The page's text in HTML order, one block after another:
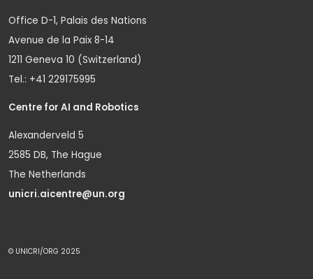
Office D-1, Palais des Nations
Avenue de la Paix 8-14
1211 Geneva 10 (Switzerland)
Tel.: +41 229175995
Centre for AI and Robotics
Alexanderveld 5
2585 DB, The Hague
The Netherlands
unicri.aicentre@un.org
© UNICRI/ORG 2025